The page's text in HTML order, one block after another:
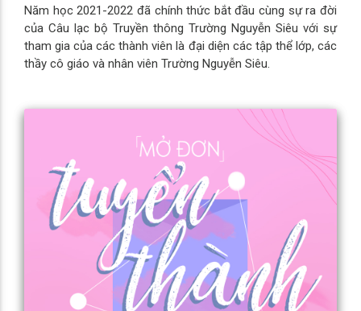
Năm học 2021-2022 đã chính thức bắt đầu cùng sự ra đời
của Câu lạc bộ Truyền thông Trường Nguyễn Siêu với sự
tham gia của các thành viên là đại diện các tập thể lớp, các
thầy cô giáo và nhân viên Trường Nguyễn Siêu.